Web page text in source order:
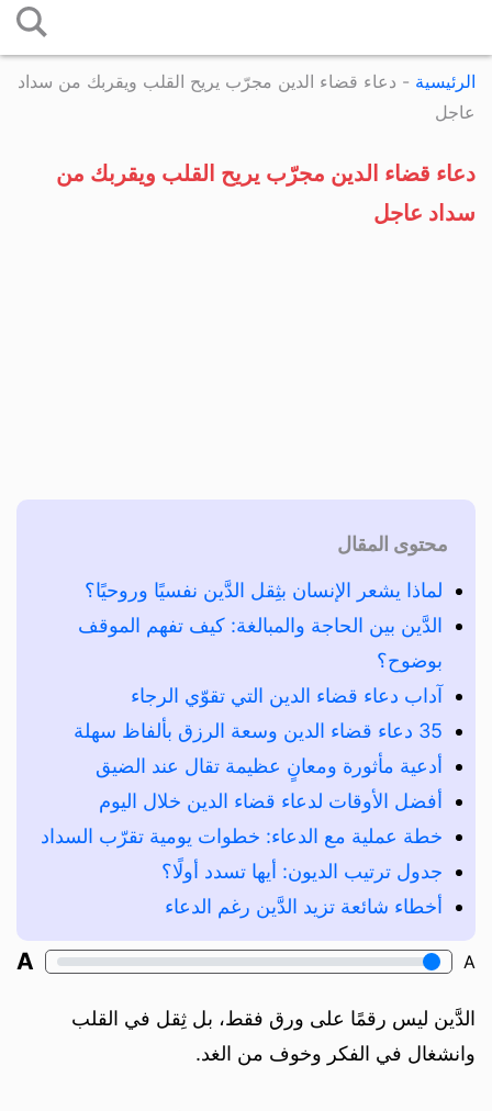
إلى
المحتوى
الرئيسية - دعاء قضاء الدين مجرّب يريح القلب ويقربك من سداد
عاجل
دعاء قضاء الدين مجرّب يريح القلب ويقربك من
سداد عاجل
محتوى المقال
لماذا يشعر الإنسان بثِقل الدَّين نفسيًا وروحيًا؟
الدَّين بين الحاجة والمبالغة: كيف تفهم الموقف
بوضوح؟
آداب دعاء قضاء الدين التي تقوّي الرجاء
35 دعاء قضاء الدين وسعة الرزق بألفاظ سهلة
أدعية مأثورة ومعانٍ عظيمة تقال عند الضيق
أفضل الأوقات لدعاء قضاء الدين خلال اليوم
خطة عملية مع الدعاء: خطوات يومية تقرّب السداد
جدول ترتيب الديون: أيها تسدد أولًا؟
أخطاء شائعة تزيد الدَّين رغم الدعاء
A
A
الدَّين ليس رقمًا على ورق فقط، بل ثِقل في القلب
وانشغال في الفكر وخوف من الغد.